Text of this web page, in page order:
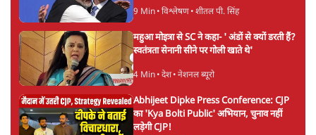
9 Min• विश्लेषण• शीतल पी. सिंह
महुआ मोइत्रा से SC ने कहा- ' अंडों से क्यों डरती हैं?
स्वतंत्रता सेनानी सीने पर गोली खाते थे'
4 Min• देश• नेशनल ब्यूरो
Abhijeet Dipke Press Conference: CJP
का 'Kya Bolti Public' अभियान, चुनाव नहीं
लड़ेगी CJP!